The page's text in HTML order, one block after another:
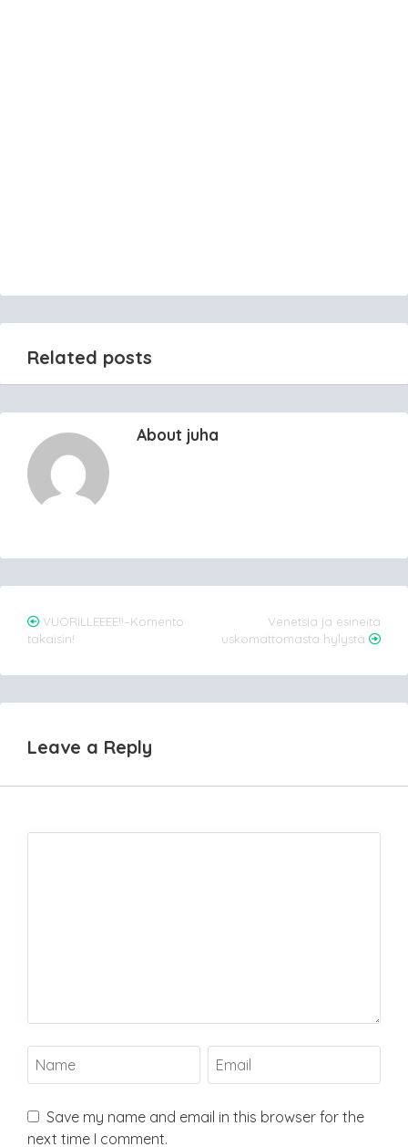
Related posts
About juha
Post
navigation
VUORILLEEEE!!–Komento
takaisin!
Venetsia ja esineitä
uskomattomasta hylystä
Leave a Reply
Save my name and email in this browser for the
next time I comment.